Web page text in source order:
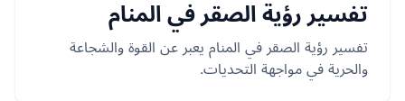
تفسير رؤية الصقر في المنام
تفسير رؤية الصقر في المنام يعبر عن القوة والشجاعة
والحرية في مواجهة التحديات.